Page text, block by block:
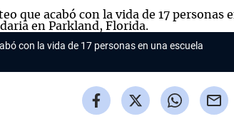
con la vida de 17 personas en una escuela